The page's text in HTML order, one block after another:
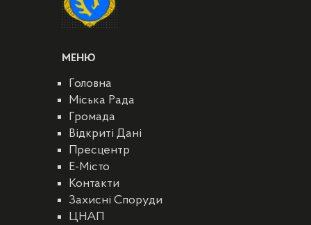
МЕНЮ
Головна
Міська Рада
Громада
Відкриті Дані
Пресцентр
E-Місто
Контакти
Захисні Споруди
ЦНАП